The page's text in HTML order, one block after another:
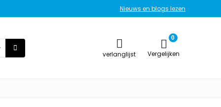
Nieuws en blogs lezen
verlanglijst
0
Vergelijken